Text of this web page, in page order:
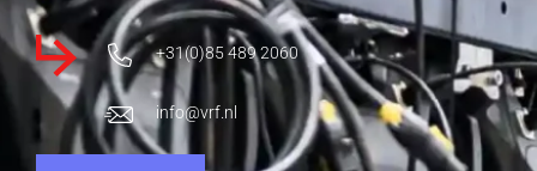
+31(0)85 489 2060
info@vrf.nl